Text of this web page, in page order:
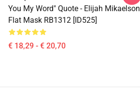
You My Word" Quote - Elijah Mikaelson
Flat Mask RB1312 [ID525]
€ 18,29 - € 20,70